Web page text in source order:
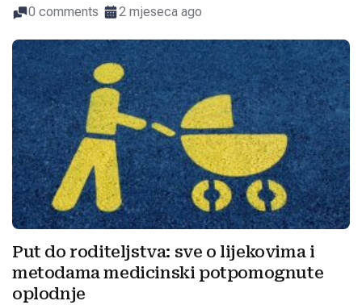
0 comments 2 mjeseca ago
Put do roditeljstva: sve o lijekovima i
metodama medicinski potpomognute
oplodnje